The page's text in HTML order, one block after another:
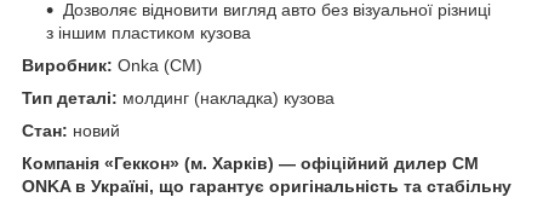
Дозволяє відновити вигляд авто без візуальної різниці
з іншим пластиком кузова
Виробник: Onka (CM)
Тип деталі: молдинг (накладка) кузова
Стан: новий
Компанія «Геккон» (м. Харків) — офіційний дилер CM
ONKA в Україні, що гарантує оригінальність та стабільну